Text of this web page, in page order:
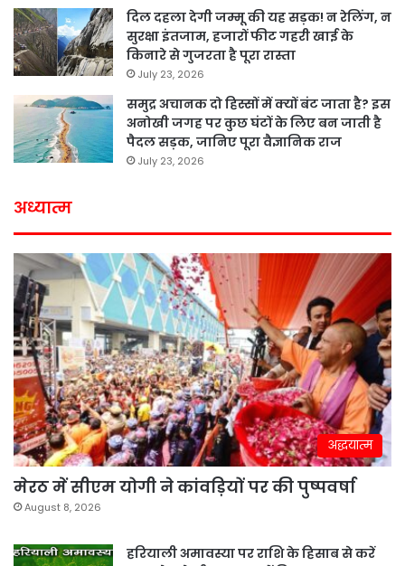
दिल दहला देगी जम्मू की यह सड़क! न रेलिंग, न
सुरक्षा इंतजाम, हजारों फीट गहरी खाई के
किनारे से गुजरता है पूरा रास्ता
July 23, 2026
समुद्र अचानक दो हिस्सों में क्यों बंट जाता है? इस
अनोखी जगह पर कुछ घंटों के लिए बन जाती है
पैदल सड़क, जानिए पूरा वैज्ञानिक राज
July 23, 2026
अध्यात्म
अद्धयात्म
मेरठ में सीएम योगी ने कांवड़ियों पर की पुष्पवर्षा
August 8, 2026
हरियाली अमावस्या पर राशि के हिसाब से करें